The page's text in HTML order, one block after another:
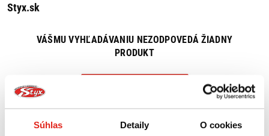
Súhlas Detaily O cookies
Styx.sk
VÁŠMU VYHĽADÁVANIU NEZODPOVEDÁ ŽIADNY
PRODUKT